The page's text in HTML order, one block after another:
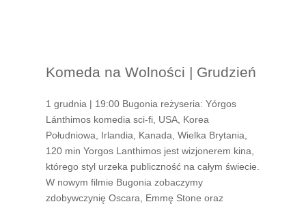
|
PRZYSIĘGI
Komeda na Wolności | Grudzień
1 grudnia | 19:00 Bugonia reżyseria: Yórgos
Lánthimos komedia sci-fi, USA, Korea
Południowa, Irlandia, Kanada, Wielka Brytania,
120 min Yorgos Lanthimos jest wizjonerem kina,
którego styl urzeka publiczność na całym świecie.
W nowym filmie Bugonia zobaczymy
zdobywczynię Oscara, Emmę Stone oraz